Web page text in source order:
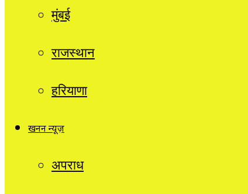
मुंबई
राजस्थान
हरियाणा
खनन न्यूज़
अपराध